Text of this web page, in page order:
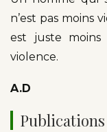
n’est pas moins
est juste moins
violence.
A.D